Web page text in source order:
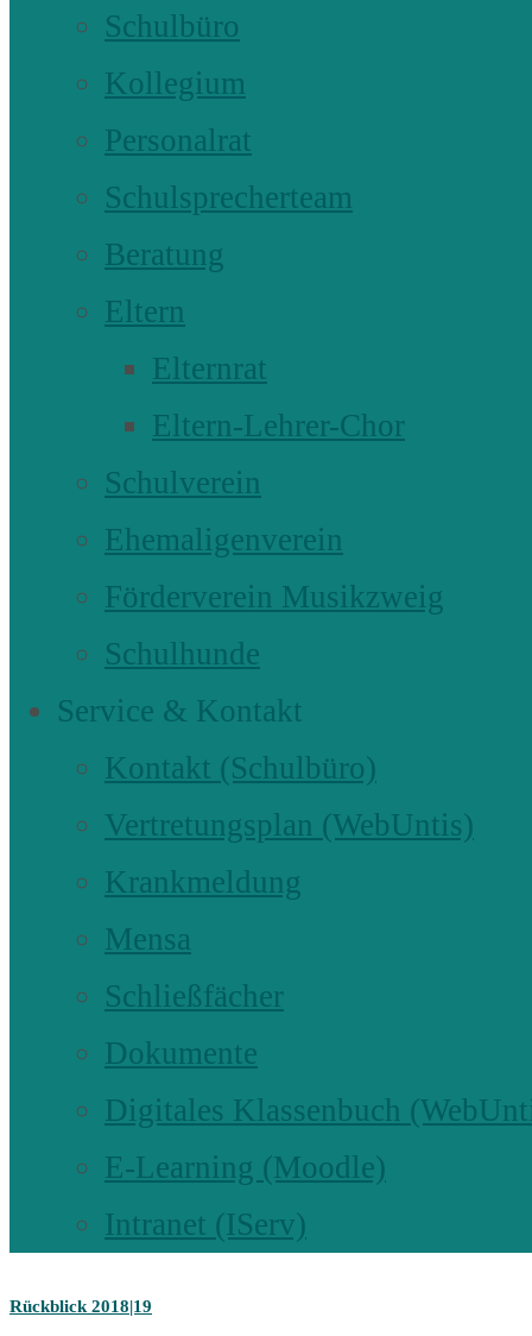
Schulbüro
Kollegium
Personalrat
Schulsprecherteam
Beratung
Eltern
Elternrat
Eltern-Lehrer-Chor
Schulverein
Ehemaligenverein
Förderverein Musikzweig
Schulhunde
Service & Kontakt
Kontakt (Schulbüro)
Vertretungsplan (WebUntis)
Krankmeldung
Mensa
Schließfächer
Dokumente
Digitales Klassenbuch
E-Learning (Moodle)
Intranet (IServ)
Rückblick 2018|19